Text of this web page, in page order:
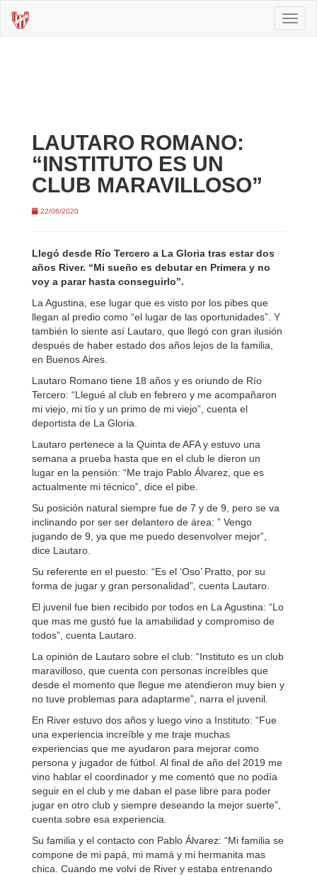
LAUTARO ROMANO:
“INSTITUTO ES UN
CLUB MARAVILLOSO”
22/06/2020
Llegó desde Río Tercero a La Gloria tras estar dos
años River. “Mi sueño es debutar en Primera y no
voy a parar hasta conseguirlo”.
La Agustina, ese lugar que es visto por los pibes que
llegan al predio como “el lugar de las oportunidades”. Y
también lo siente así Lautaro, que llegó con gran ilusión
después de haber estado dos años lejos de la familia,
en Buenos Aires.
Lautaro Romano tiene 18 años y es oriundo de Río
Tercero: “Llegué al club en febrero y me acompañaron
mi viejo, mi tío y un primo de mi viejo”, cuenta el
deportista de La Gloria.
Lautaro pertenece a la Quinta de AFA y estuvo una
semana a prueba hasta que en el club le dieron un
lugar en la pensión: “Me trajo Pablo Álvarez, que es
actualmente mi técnico”, dice el pibe.
Su posición natural siempre fue de 7 y de 9, pero se va
inclinando por ser ser delantero de área: ” Vengo
jugando de 9, ya que me puedo desenvolver mejor”,
dice Lautaro.
Su referente en el puesto: “Es el ‘Oso’ Pratto, por su
forma de jugar y gran personalidad”, cuenta Lautaro.
El juvenil fue bien recibido por todos en La Agustina: “Lo
que mas me gustó fue la amabilidad y compromiso de
todos”, cuenta Lautaro.
La opinión de Lautaro sobre el club: “Instituto es un club
maravilloso, que cuenta con personas increíbles que
desde el momento que llegue me atendieron muy bien y
no tuve problemas para adaptarme”, narra el juvenil.
En River estuvo dos años y luego vino a Instituto: “Fue
una experiencia increíble y me traje muchas
experiencias que me ayudaron para mejorar como
persona y jugador de fútbol. Al final de año del 2019 me
vino hablar el coordinador y me comentó que no podía
seguir en el club y me daban el pase libre para poder
jugar en otro club y siempre deseando la mejor suerte”,
cuenta sobre esa experiencia.
Su familia y el contacto con Pablo Álvarez: “Mi familia se
compone de mi papá, mi mamá y mi hermanita mas
chica. Cuando me volví de River y estaba entrenando